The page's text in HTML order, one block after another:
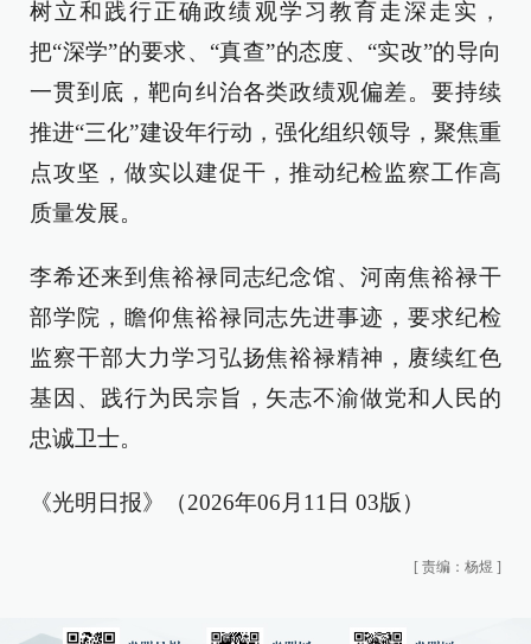
树立和践行正确政绩观学习教育走深走实，
把“深学”的要求、“真查”的态度、“实改”的导向
一贯到底，靶向纠治各类政绩观偏差。要持续
推进“三化”建设年行动，强化组织领导，聚焦重
点攻坚，做实以建促干，推动纪检监察工作高
质量发展。
李希还来到焦裕禄同志纪念馆、河南焦裕禄干
部学院，瞻仰焦裕禄同志先进事迹，要求纪检
监察干部大力学习弘扬焦裕禄精神，赓续红色
基因、践行为民宗旨，矢志不渝做党和人民的
忠诚卫士。
《光明日报》（2026年06月11日 03版）
[ 责编：杨煜 ]